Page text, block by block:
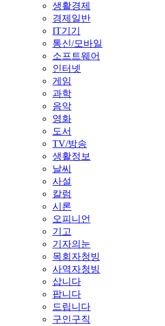
생활경제
경제일반
IT기기
통신/모바일
소프트웨어
인터넷
게임
과학
음악
영화
도서
TV/방송
생활정보
날씨
사설
칼럼
시론
오피니언
기고
기자의눈
목회자청빙
사역자청빙
삽니다
팝니다
드립니다
구인구직